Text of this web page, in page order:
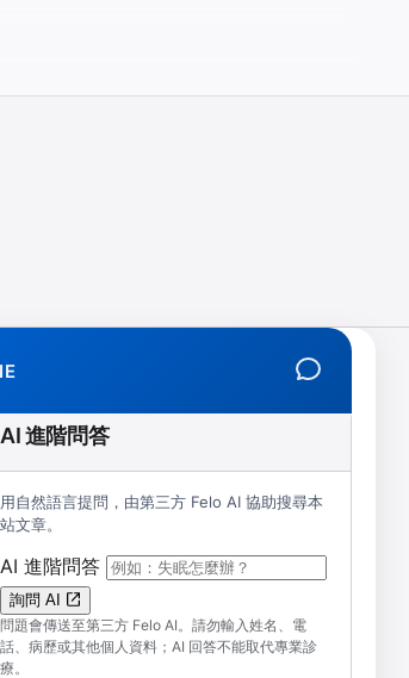
、解離、EMDR、TMS、NIRS、預約）
AI 進階問答
用自然語言提問，由第三方 Felo AI 協助搜尋本
站文章。
AI 進階問答 （可輸入自然語言問題；送出後會
詢問 AI
問題會傳送至第三方 Felo AI。請勿輸入姓名、電
話、病歷或其他個人資料；AI 回答不能取代專業診
療。